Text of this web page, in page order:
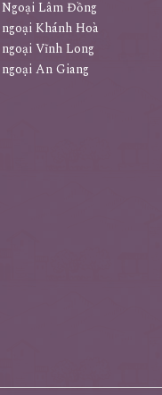
Lâm Đồng
Khánh Hoà
Vĩnh Long
An Giang